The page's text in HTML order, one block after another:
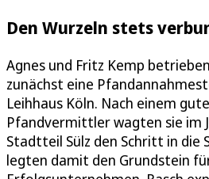
Den Wurzeln stets
Agnes und Fritz Kemp
zunächst eine
Leihhaus Köln. Nach einem
Pfandvermittler wagten sie im
Stadtteil Sülz den Schritt in die
legten damit den Grundstein